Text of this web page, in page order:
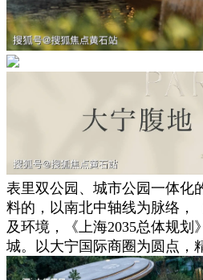
表里双公园、城市公园一体化
料的，以南北中轴线为脉络，
及环境，《上海2035总体规划
城。以大宁国际商圈为圆点，